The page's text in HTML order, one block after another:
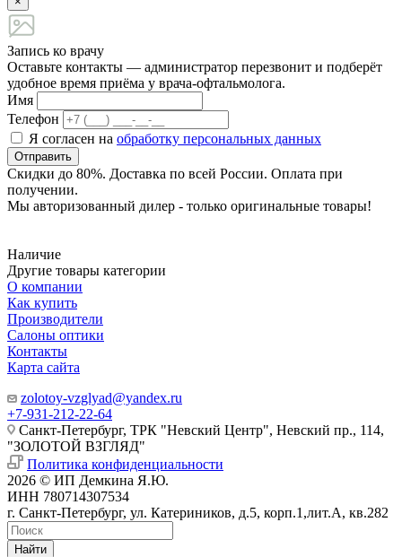
Запись ко врачу
Оставьте контакты — администратор перезвонит и подберёт
удобное время приёма у врача-офтальмолога.
Имя
Телефон
Я согласен на обработку персональных данных
Отправить
Скидки до 80%. Доставка по всей России. Оплата при
получении.
Мы авторизованный дилер - только оригинальные товары!
Наличие
Другие товары категории
О компании
Как купить
Производители
Салоны оптики
Контакты
Карта сайта
zolotoy-vzglyad@yandex.ru
+7-931-212-22-64
Санкт-Петербург, ТРК "Невский Центр", Невский пр., 114,
"ЗОЛОТОЙ ВЗГЛЯД"
Политика конфиденциальности
2026 © ИП Демкина Я.Ю.
ИНН 780714307534
г. Санкт-Петербург, ул. Катериников, д.5, корп.1,лит.А, кв.282
Найти